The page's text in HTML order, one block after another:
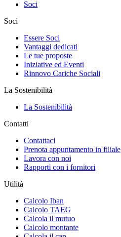
Soci
Soci
Essere Soci
Vantaggi dedicati
Le tue proposte
Iniziative ed Eventi
Rinnovo Cariche Sociali
La Sostenibilità
La Sostenibilità
Contatti
Contattaci
Prenota appuntamento in filiale
Lavora con noi
Rapporti con i fornitori
Utilità
Calcolo Iban
Calcolo TAEG
Calcola il mutuo
Calcolo montante